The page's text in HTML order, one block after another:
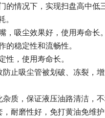
的情况下，实现扫盘高中
。
，吸尘效果好，使用寿命长。
的稳定性和流畅性。
性，使用寿命长。
止吸尘管被划破、冻裂，增
质，保证液压油路清洁，不
耐磨性好，免打黄油免维护